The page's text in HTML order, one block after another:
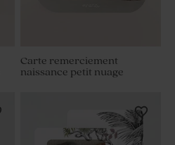
Carte remerciement
naissance petit nuage